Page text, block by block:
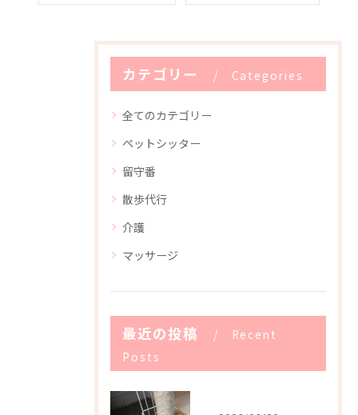
カテゴリー Categories
全てのカテゴリー
ペットシッター
留守番
散歩代行
介護
マッサージ
最近の投稿
Recent
Posts